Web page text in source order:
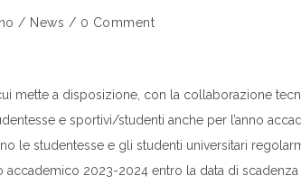
/ News / 0 Comment
mette a disposizione, con la collaborazione
e sportivi/studenti anche per l’anno
le studentesse e gli studenti universitari
accademico 2023-2024 entro la data di